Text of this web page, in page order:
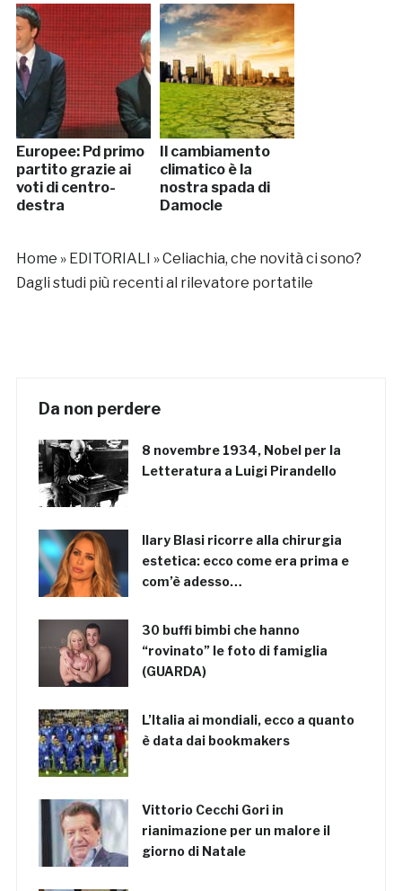
Europee: Pd primo
partito grazie ai
voti di centro-
destra
Il cambiamento
climatico è la
nostra spada di
Damocle
Home » EDITORIALI »Celiachia, che novità ci sono?
Dagli studi più recenti al rilevatore portatile
Da non perdere
8 novembre 1934, Nobel per la
Letteratura a Luigi Pirandello
Ilary Blasi ricorre alla chirurgia
estetica: ecco come era prima e
com’è adesso…
30 buffi bimbi che hanno
“rovinato” le foto di famiglia
(GUARDA)
L’Italia ai mondiali, ecco a quanto
è data dai bookmakers
Vittorio Cecchi Gori in
rianimazione per un malore il
giorno di Natale